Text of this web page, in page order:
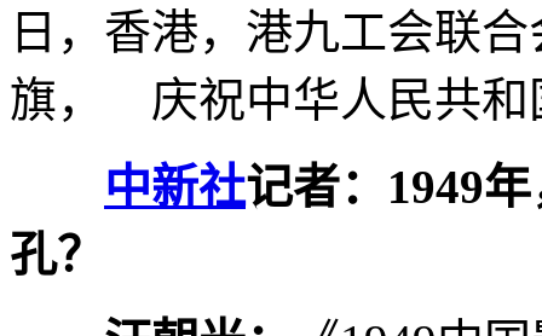
日，香港，港九工会联
旗， 庆祝中华人民共
中新社记者：1949
孔？